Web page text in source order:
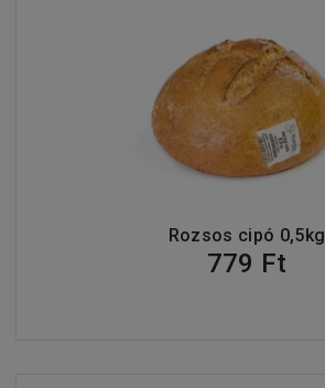
Rozsos cipó 0,5kg
779 Ft